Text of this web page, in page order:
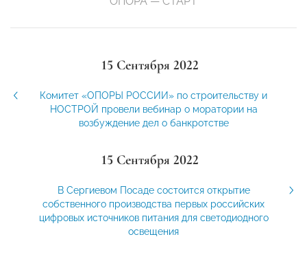
15 Сентября 2022
Комитет «ОПОРЫ РОССИИ» по строительству и
НОСТРОЙ провели вебинар о моратории на
возбуждение дел о банкротстве
15 Сентября 2022
В Сергиевом Посаде состоится открытие
собственного производства первых российских
цифровых источников питания для светодиодного
освещения